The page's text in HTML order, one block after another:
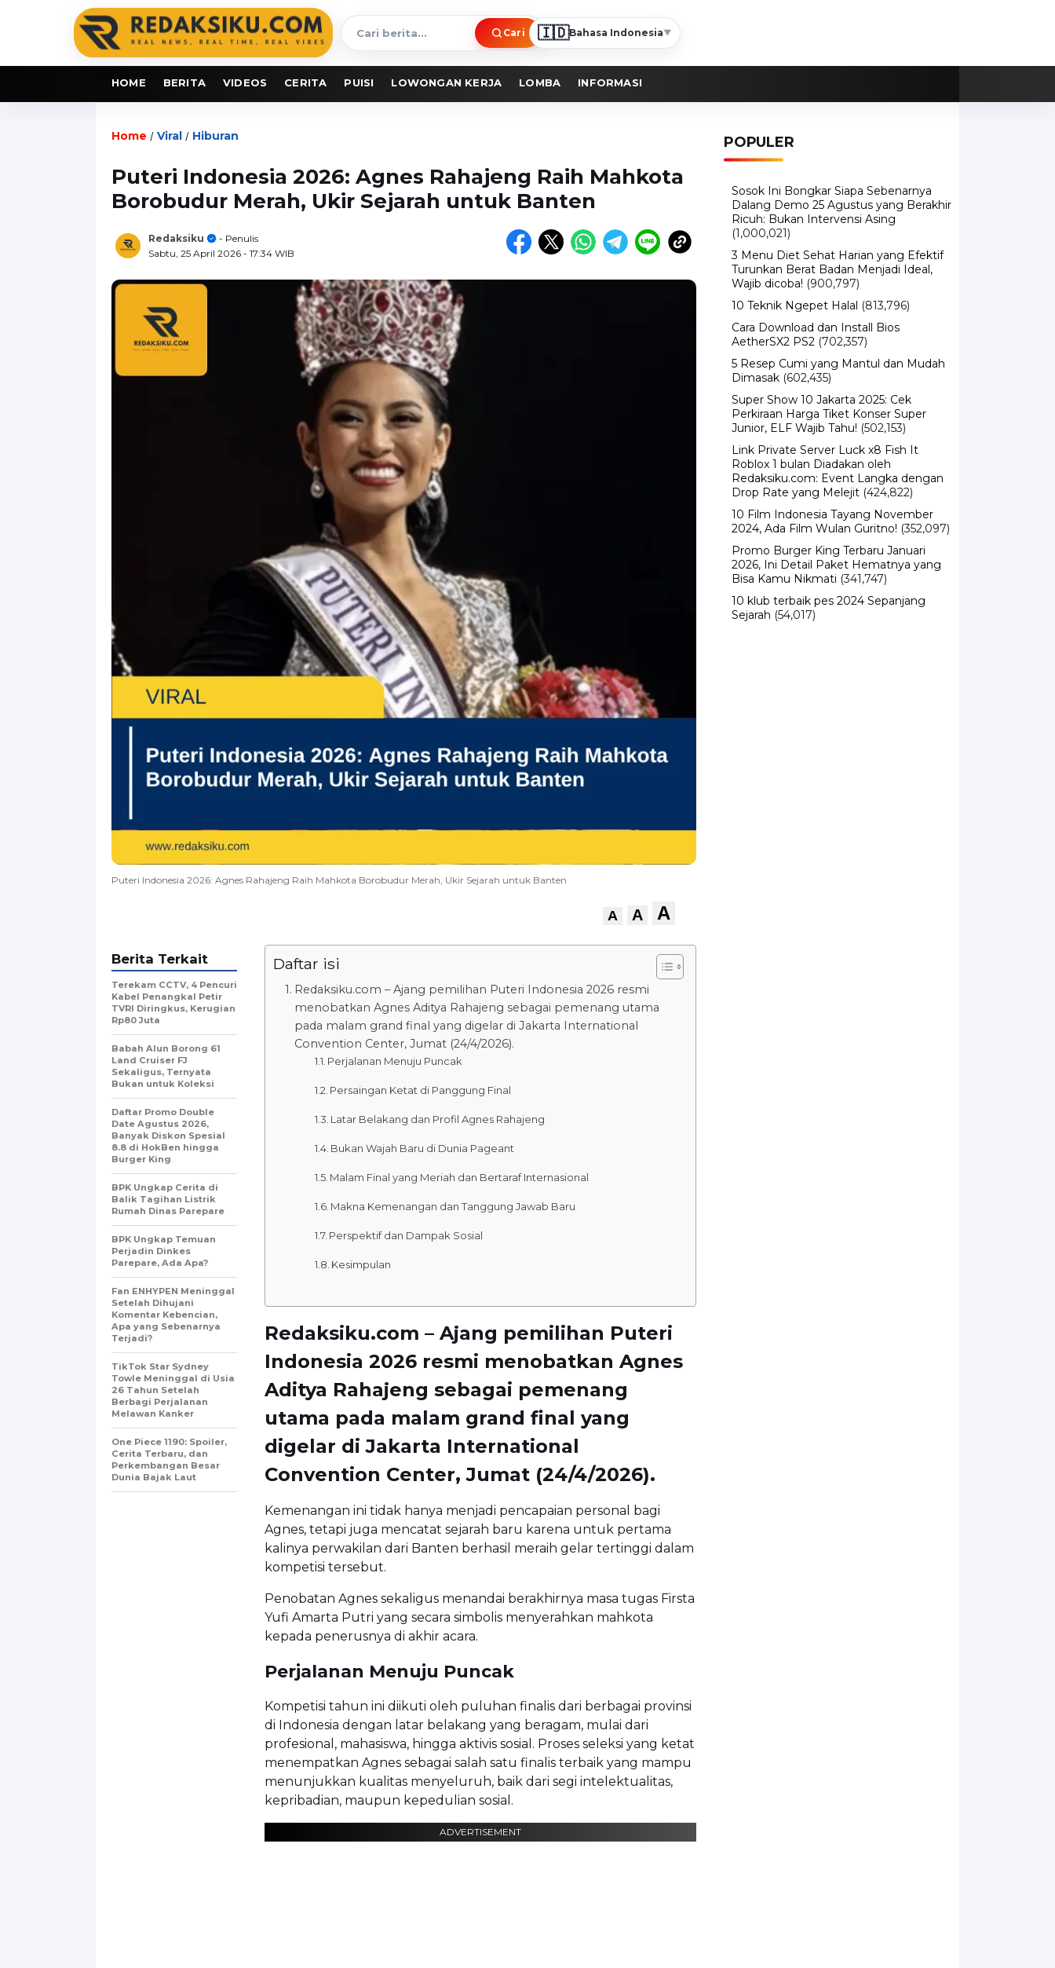
Cari
berita
Cari 🇮🇩Bahasa Indonesia▼
HOME BERITA VIDEOS CERITA PUISI LOWONGAN KERJA LOMBA INFORMASI
Home / Viral / Hiburan
Puteri Indonesia 2026: Agnes Rahajeng Raih Mahkota
Borobudur Merah, Ukir Sejarah untuk Banten
Redaksiku
- Penulis
Sabtu, 25 April 2026 - 17:34 WIB
Puteri Indonesia 2026: Agnes Rahajeng Raih Mahkota Borobudur Merah, Ukir Sejarah untuk Banten
A A A
Daftar isi
Redaksiku.com – Ajang pemilihan Puteri Indonesia 2026 resmi
menobatkan Agnes Aditya Rahajeng sebagai pemenang utama
pada malam grand final yang digelar di Jakarta International
Convention Center, Jumat (24/4/2026).
Perjalanan Menuju Puncak
Persaingan Ketat di Panggung Final
Latar Belakang dan Profil Agnes Rahajeng
Bukan Wajah Baru di Dunia Pageant
Malam Final yang Meriah dan Bertaraf Internasional
Makna Kemenangan dan Tanggung Jawab Baru
Perspektif dan Dampak Sosial
Kesimpulan
Redaksiku.com – Ajang pemilihan Puteri
Indonesia 2026 resmi menobatkan Agnes
Aditya Rahajeng sebagai pemenang
utama pada malam grand final yang
digelar diJakarta International
Convention Center, Jumat (24/4/2026).
Kemenangan ini tidak hanya menjadi pencapaian personal bagi
Agnes, tetapi juga mencatat sejarah baru karena untuk pertama
kalinya perwakilan dari Banten berhasil meraih gelar tertinggi dalam
kompetisi tersebut.
Penobatan Agnes sekaligus menandai berakhirnya masa tugas Firsta
Yufi Amarta Putri yang secara simbolis menyerahkan mahkota
kepada penerusnya di akhir acara.
Perjalanan Menuju Puncak
Kompetisi tahun ini diikuti oleh puluhan finalis dari berbagai provinsi
di Indonesia dengan latar belakang yang beragam, mulai dari
profesional, mahasiswa, hingga aktivis sosial. Proses seleksi yang ketat
menempatkan Agnes sebagai salah satu finalis terbaik yang mampu
menunjukkan kualitas menyeluruh, baik dari segi intelektualitas,
kepribadian, maupun kepedulian sosial.
ADVERTISEMENT
Berita Terkait
Terekam CCTV, 4 Pencuri
Kabel Penangkal Petir
TVRI Diringkus, Kerugian
Rp80 Juta
Babah Alun Borong 61
Land Cruiser FJ
Sekaligus, Ternyata
Bukan untuk Koleksi
Daftar Promo Double
Date Agustus 2026,
Banyak Diskon Spesial
8.8 di HokBen hingga
Burger King ‎
BPK Ungkap Cerita di
Balik Tagihan Listrik
Rumah Dinas Parepare
BPK Ungkap Temuan
Perjadin Dinkes
Parepare, Ada Apa?
Fan ENHYPEN Meninggal
Setelah Dihujani
Komentar Kebencian,
Apa yang Sebenarnya
Terjadi?
TikTok Star Sydney
Towle Meninggal di Usia
26 Tahun Setelah
Berbagi Perjalanan
Melawan Kanker
One Piece 1190: Spoiler,
Cerita Terbaru, dan
Perkembangan Besar
Dunia Bajak Laut
POPULER
Sosok Ini Bongkar Siapa Sebenarnya
Dalang Demo 25 Agustus yang Berakhir
Ricuh: Bukan Intervensi Asing
(1,000,021)
3 Menu Diet Sehat Harian yang Efektif
Turunkan Berat Badan Menjadi Ideal,
Wajib dicoba! (900,797)
10 Teknik Ngepet Halal (813,796)
Cara Download dan Install Bios
AetherSX2 PS2 (702,357)
5 Resep Cumi yang Mantul dan Mudah
Dimasak (602,435)
Super Show 10 Jakarta 2025: Cek
Perkiraan Harga Tiket Konser Super
Junior, ELF Wajib Tahu! (502,153)
Link Private Server Luck x8 Fish It
Roblox 1 bulan Diadakan oleh
Redaksiku.com: Event Langka dengan
Drop Rate yang Melejit (424,822)
10 Film Indonesia Tayang November
2024, Ada Film Wulan Guritno! (352,097)
Promo Burger King Terbaru Januari
2026, Ini Detail Paket Hematnya yang
Bisa Kamu Nikmati (341,747)
10 klub terbaik pes 2024 Sepanjang
Sejarah (54,017)